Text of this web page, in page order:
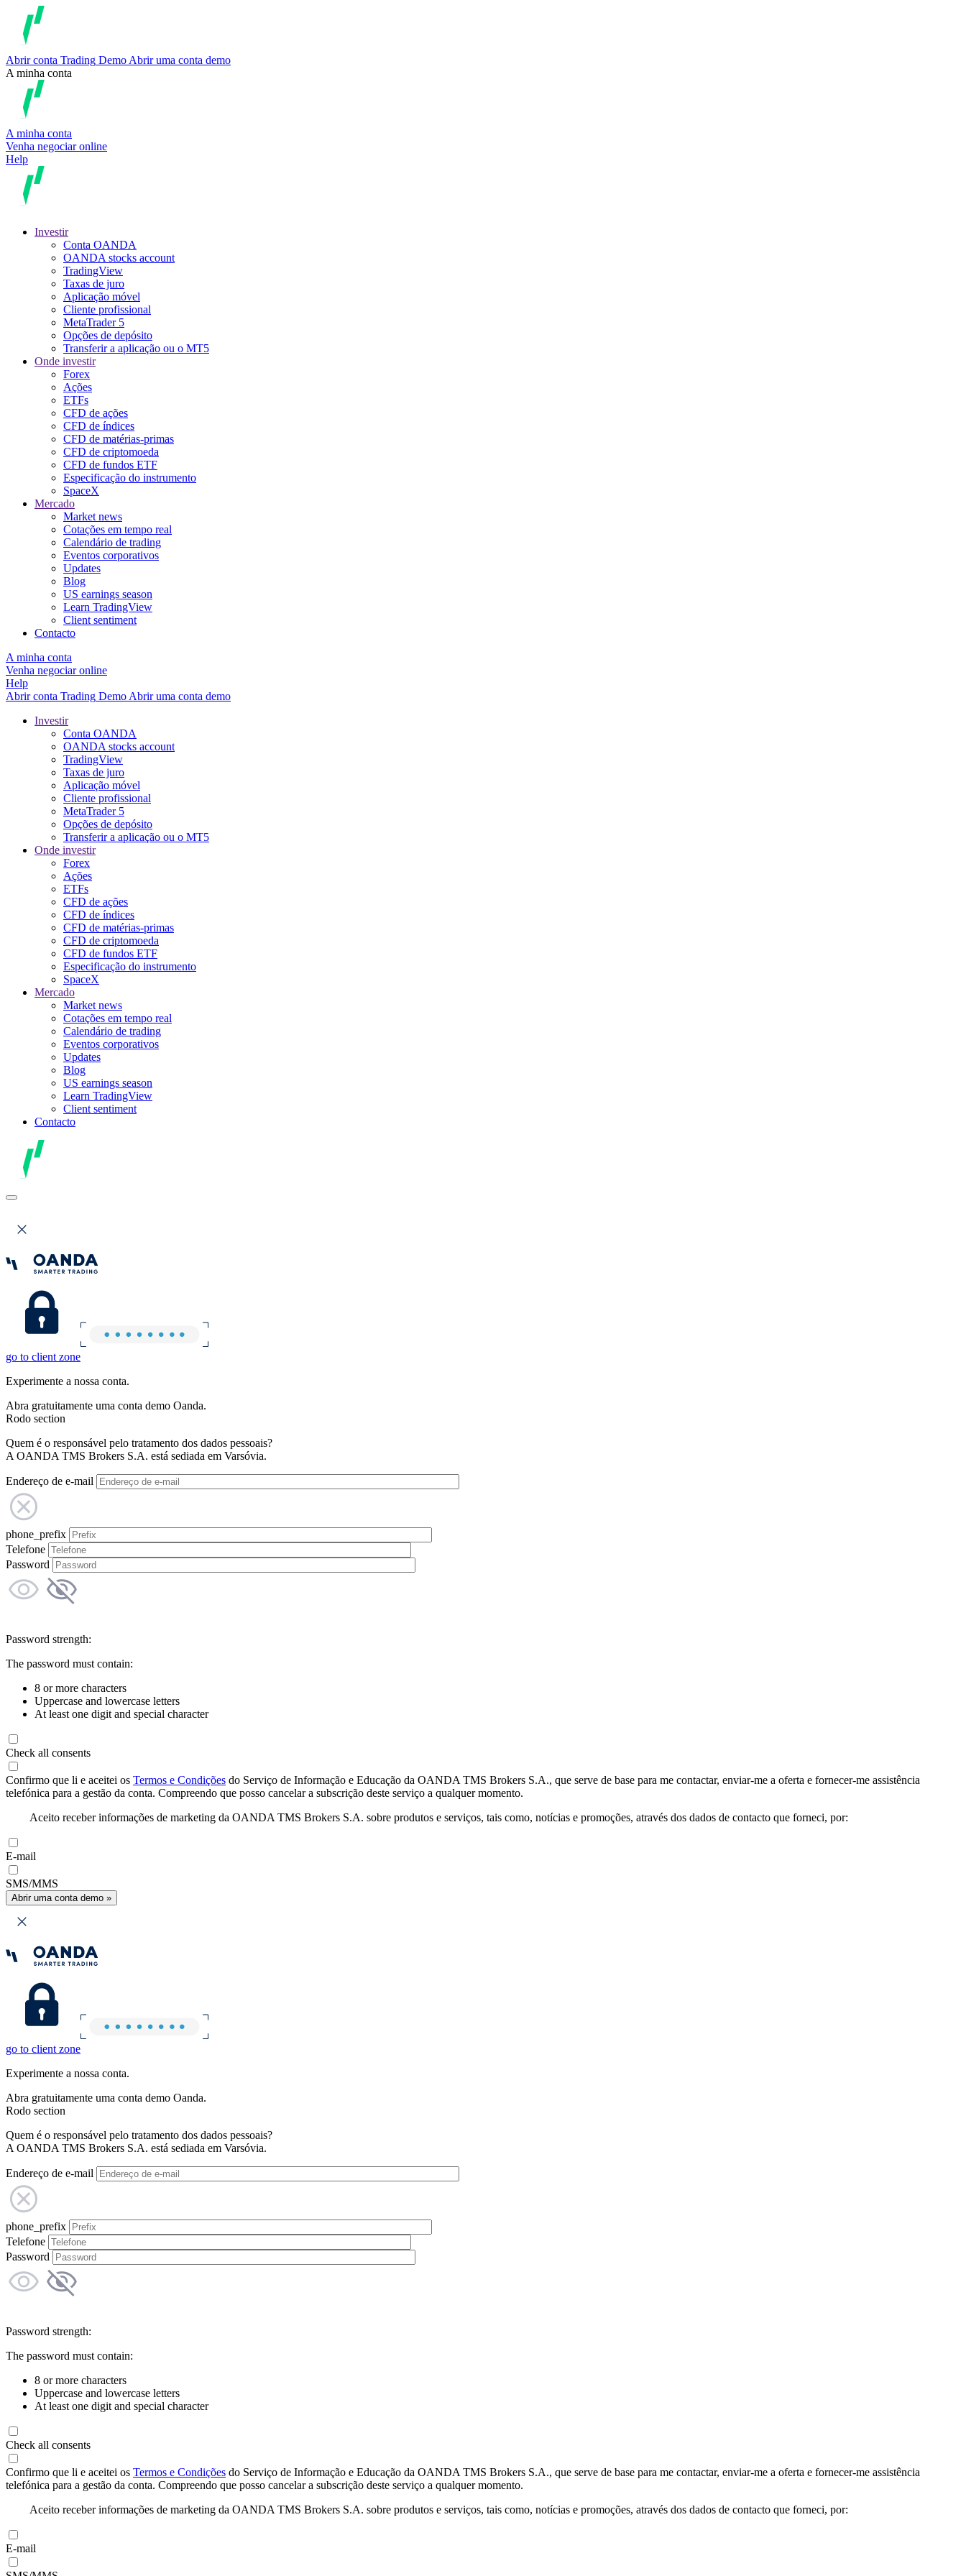
Abrir conta Trading Demo Abrir uma conta demo
A minha conta
A minha conta
Venha negociar online
Help
Investir
Conta OANDA
OANDA stocks account
TradingView
Taxas de juro
Aplicação móvel
Cliente profissional
MetaTrader 5
Opções de depósito
Transferir a aplicação ou o MT5
Onde investir
Forex
Ações
ETFs
CFD de ações
CFD de índices
CFD de matérias-primas
CFD de criptomoeda
CFD de fundos ETF
Especificação do instrumento
SpaceX
Mercado
Market news
Cotações em tempo real
Calendário de trading
Eventos corporativos
Updates
Blog
US earnings season
Learn TradingView
Client sentiment
Contacto
A minha conta
Venha negociar online
Help
Abrir conta Trading Demo Abrir uma conta demo
Investir
Conta OANDA
OANDA stocks account
TradingView
Taxas de juro
Aplicação móvel
Cliente profissional
MetaTrader 5
Opções de depósito
Transferir a aplicação ou o MT5
Onde investir
Forex
Ações
ETFs
CFD de ações
CFD de índices
CFD de matérias-primas
CFD de criptomoeda
CFD de fundos ETF
Especificação do instrumento
SpaceX
Mercado
Market news
Cotações em tempo real
Calendário de trading
Eventos corporativos
Updates
Blog
US earnings season
Learn TradingView
Client sentiment
Contacto
go to client zone
Experimente a nossa conta.
Abra gratuitamente uma conta demo Oanda.
Rodo section
Quem é o responsável pelo tratamento dos dados pessoais?
A OANDA TMS Brokers S.A. está sediada em Varsóvia.
Endereço de e-mail
phone_prefix
Telefone
Password
Password strength:
The password must contain:
8 or more characters
Uppercase and lowercase letters
At least one digit and special character
Check all consents
Confirmo que li e aceitei os Termos e Condições do Serviço de Informação e Educação da OANDA TMS Brokers S.A., que serve de base para me contactar, enviar-me a oferta e fornecer-me assistência
telefónica para a gestão da conta. Compreendo que posso cancelar a subscrição deste serviço a qualquer momento.
Aceito receber informações de marketing da OANDA TMS Brokers S.A. sobre produtos e serviços, tais como, notícias e promoções, através dos dados de contacto que forneci, por:
E-mail
SMS/MMS
Abrir uma conta demo »
go to client zone
Experimente a nossa conta.
Abra gratuitamente uma conta demo Oanda.
Rodo section
Quem é o responsável pelo tratamento dos dados pessoais?
A OANDA TMS Brokers S.A. está sediada em Varsóvia.
Endereço de e-mail
phone_prefix
Telefone
Password
Password strength:
The password must contain:
8 or more characters
Uppercase and lowercase letters
At least one digit and special character
Check all consents
Confirmo que li e aceitei os Termos e Condições do Serviço de Informação e Educação da OANDA TMS Brokers S.A., que serve de base para me contactar, enviar-me a oferta e fornecer-me assistência
telefónica para a gestão da conta. Compreendo que posso cancelar a subscrição deste serviço a qualquer momento.
Aceito receber informações de marketing da OANDA TMS Brokers S.A. sobre produtos e serviços, tais como, notícias e promoções, através dos dados de contacto que forneci, por:
E-mail